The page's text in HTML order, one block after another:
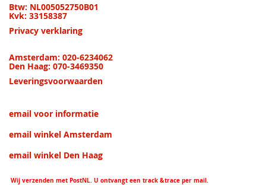
Btw: NL005052750B01
Kvk: 33158387
Privacy verklaring
Amsterdam: 020-6234062
Den Haag: 070-3469350
Leveringsvoorwaarden
email voor informatie
email winkel Amsterdam
email winkel Den Haag
Wij verzenden met PostNL. U ontvangt een track &trace per mail.